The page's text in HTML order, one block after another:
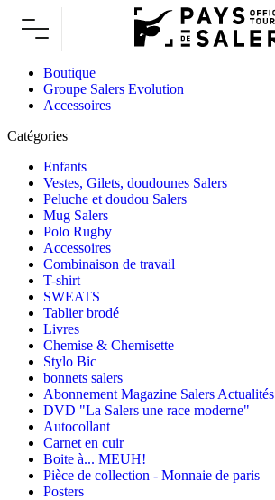
Boutique
Groupe Salers Evolution
Accessoires
Catégories
Enfants
Vestes, Gilets, doudounes Salers
Peluche et doudou Salers
Mug Salers
Polo Rugby
Accessoires
Combinaison de travail
T-shirt
SWEATS
Tablier brodé
Livres
Chemise & Chemisette
Stylo Bic
bonnets salers
Abonnement Magazine Salers Actualités
DVD "La Salers une race moderne"
Autocollant
Carnet en cuir
Boite à... MEUH!
Pièce de collection - Monnaie de paris
Posters